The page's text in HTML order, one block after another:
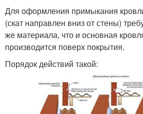
Для оформления примыкания
(скат направлен вниз от стены)
же материала, что и основная
производится поверх покрытия.
Порядок действий такой: